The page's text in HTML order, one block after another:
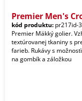
Premier Men's
kód produktu: pr217id-
Premier Mäkký golier.
textúrovanej tkaniny s
farieb. Rukávy s
na gombík a záložkou